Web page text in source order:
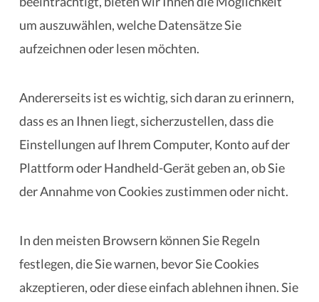
um auszuwählen, welche Datensätze Sie
aufzeichnen oder lesen möchten.
Andererseits ist es wichtig, sich daran zu erinnern,
dass es an Ihnen liegt, sicherzustellen, dass die
Einstellungen auf Ihrem Computer, Konto auf der
Plattform oder Handheld-Gerät geben an, ob Sie
der Annahme von Cookies zustimmen oder nicht.
In den meisten Browsern können Sie Regeln
festlegen, die Sie warnen, bevor Sie Cookies
akzeptieren, oder diese einfach ablehnen ihnen. Sie